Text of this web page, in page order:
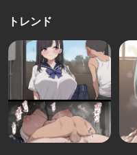
トレンド